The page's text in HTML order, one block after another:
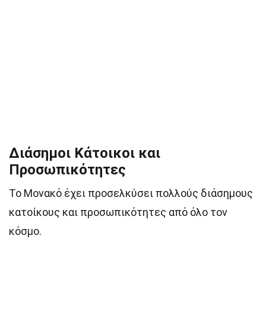
Διάσημοι Κάτοικοι και
Προσωπικότητες
Το Μονακό έχει προσελκύσει πολλούς διάσημους
κατοίκους και προσωπικότητες από όλο τον
κόσμο.